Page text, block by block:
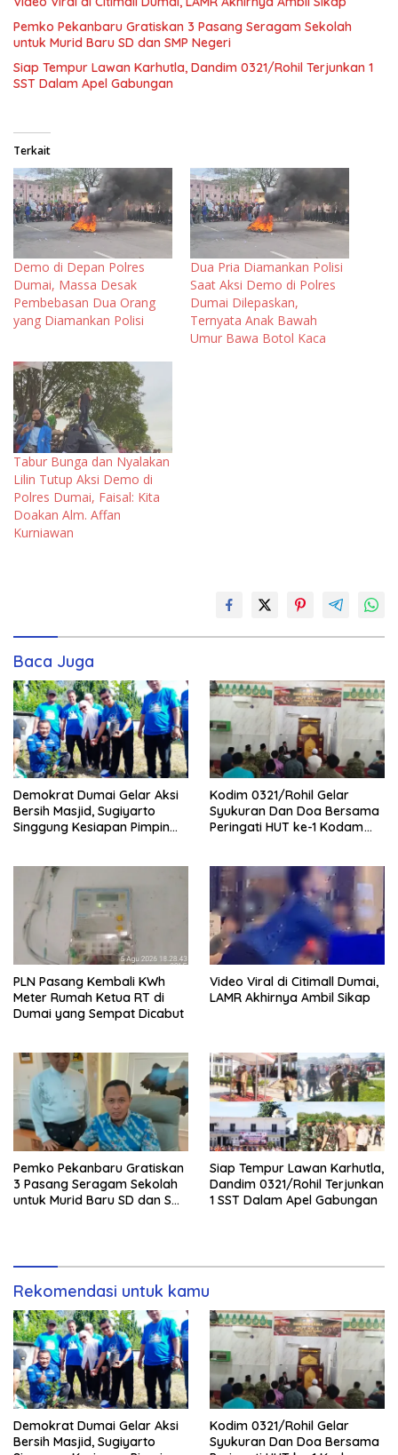
Pemko Pekanbaru Gratiskan 3 Pasang Seragam Sekolah
untuk Murid Baru SD dan SMP Negeri
Siap Tempur Lawan Karhutla, Dandim 0321/Rohil Terjunkan 1
SST Dalam Apel Gabungan
Terkait
Demo di Depan Polres
Dumai, Massa Desak
Pembebasan Dua Orang
yang Diamankan Polisi
Dua Pria Diamankan Polisi
Saat Aksi Demo di Polres
Dumai Dilepaskan,
Ternyata Anak Bawah
Umur Bawa Botol Kaca
Tabur Bunga dan Nyalakan
Lilin Tutup Aksi Demo di
Polres Dumai, Faisal: Kita
Doakan Alm. Affan
Kurniawan
Baca Juga
Demokrat Dumai Gelar Aksi
Bersih Masjid, Sugiyarto
Singgung Kesiapan Pimpin
Kodim 0321/Rohil Gelar
Syukuran Dan Doa Bersama
Peringati HUT ke-1 Kodam
PLN Pasang Kembali KWh
Meter Rumah Ketua RT di
Dumai yang Sempat Dicabut
Video Viral di Citimall Dumai,
LAMR Akhirnya Ambil Sikap
Pemko Pekanbaru Gratiskan
3 Pasang Seragam Sekolah
untuk Murid Baru SD dan SMP
Siap Tempur Lawan Karhutla,
Dandim 0321/Rohil Terjunkan
1 SST Dalam Apel Gabungan
Rekomendasi untuk kamu
Demokrat Dumai Gelar Aksi
Bersih Masjid, Sugiyarto
Kodim 0321/Rohil Gelar
Syukuran Dan Doa Bersama